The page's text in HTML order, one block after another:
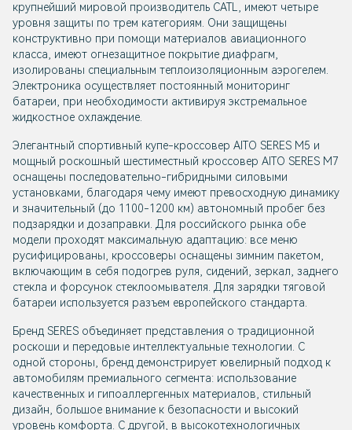
крупнейший мировой производитель CATL, имеют четыре
уровня защиты по трем категориям. Они защищены
конструктивно при помощи материалов авиационного
класса, имеют огнезащитное покрытие диафрагм,
изолированы специальным теплоизоляционным аэрогелем.
Электроника осуществляет постоянный мониторинг
батареи, при необходимости активируя экстремальное
жидкостное охлаждение.
Элегантный спортивный купе-кроссовер AITO SERES M5 и
мощный роскошный шестиместный кроссовер AITO SERES M7
оснащены последовательно-гибридными силовыми
установками, благодаря чему имеют превосходную динамику
и значительный (до 1100-1200 км) автономный пробег без
подзарядки и дозаправки. Для российского рынка обе
модели проходят максимальную адаптацию: все меню
русифицированы, кроссоверы оснащены зимним пакетом,
включающим в себя подогрев руля, сидений, зеркал, заднего
стекла и форсунок стеклоомывателя. Для зарядки тяговой
батареи используется разъем европейского стандарта.
Бренд SERES объединяет представления о традиционной
роскоши и передовые интеллектуальные технологии. С
одной стороны, бренд демонстрирует ювелирный подход к
автомобилям премиального сегмента: использование
качественных и гипоаллергенных материалов, стильный
дизайн, большое внимание к безопасности и высокий
уровень комфорта. С другой, в высокотехнологичных